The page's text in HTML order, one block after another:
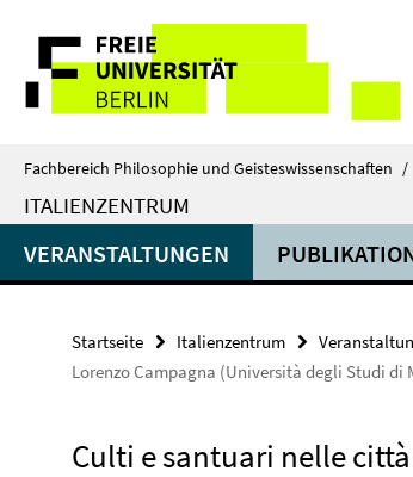
direkt
Inhalt
Service-
Navigation
Fachbereich Philosophie und Geisteswissenschaften /
ITALIENZENTRUM
VERANSTALTUNGEN
Startseite Italienzentrum
Lorenzo Campagna (Università degli Studi di
Culti e santuari nelle